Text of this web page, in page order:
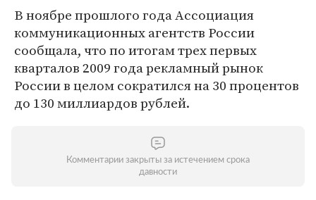
В ноябре прошлого года Ассоциация
коммуникационных агентств России
сообщала, что по итогам трех первых
кварталов 2009 года рекламный рынок
России в целом сократился на 30 процентов
до 130 миллиардов рублей.
Комментарии закрыты за истечением срока
давности